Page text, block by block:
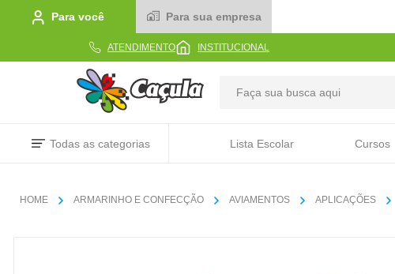
Para você Para sua empresa
ATENDIMENTO INSTITUCIONAL
Todas as categorias Lista Escolar Cursos
ARMARINHO E CONFECÇÃO AVIAMENTOS APLICAÇÕES
TERMOS MAIS BUSCADOS
linha